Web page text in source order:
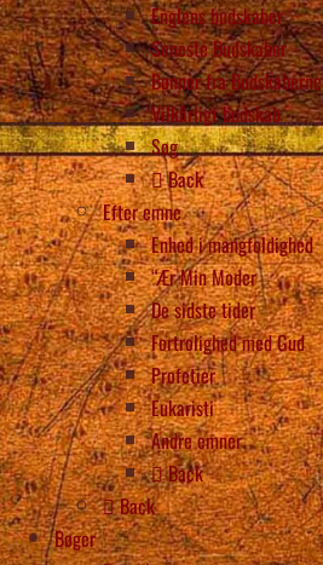
Englens budskaber
Seneste Budskaber
Bønner fra Budskaberne
Vilkårligt budskab
Søg
Back
Efter emne
Enhed i mangfoldighed
“Ær Min Moder
De sidste tider
Fortrolighed med Gud
Profetier
Eukaristi
Andre emner
Back
Back
Bøger